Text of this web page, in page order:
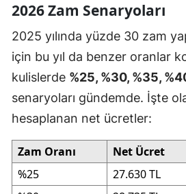
2026 Zam Senaryoları
2025 yılında yüzde 30 zam
için bu yıl da benzer oranlar
kulislerde %25, %30, %35,
senaryoları gündemde. İşte
hesaplanan net ücretler:
Zam Oranı Net Ücret
%25
27.630 TL